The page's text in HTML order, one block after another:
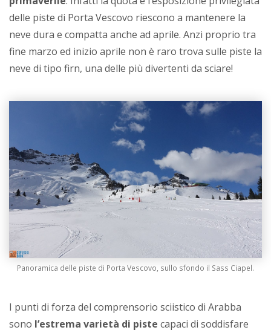
delle piste di Porta Vescovo riescono a mantenere la
neve dura e compatta anche ad aprile. Anzi proprio tra
fine marzo ed inizio aprile non è raro trova sulle piste la
neve di tipo firn, una delle più divertenti da sciare!
Panoramica delle piste di Porta Vescovo, sullo sfondo il Sass Ciapel.
I punti di forza del comprensorio sciistico di Arabba
sono l’estrema varietà di piste capaci di soddisfare